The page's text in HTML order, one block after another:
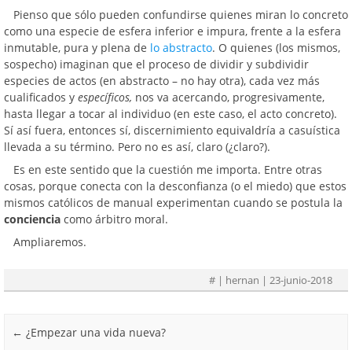
Pienso que sólo pueden confundirse quienes miran lo concreto
como una especie de esfera inferior e impura, frente a la esfera
inmutable, pura y plena de lo abstracto. O quienes (los mismos,
sospecho) imaginan que el proceso de dividir y subdividir
especies de actos (en abstracto – no hay otra), cada vez más
cualificados y específicos, nos va acercando, progresivamente,
hasta llegar a tocar al individuo (en este caso, el acto concreto).
Sí así fuera, entonces sí, discernimiento equivaldría a casuística
llevada a su término. Pero no es así, claro (¿claro?).
Es en este sentido que la cuestión me importa. Entre otras
cosas, porque conecta con la desconfianza (o el miedo) que estos
mismos católicos de manual experimentan cuando se postula la
conciencia como árbitro moral.
Ampliaremos.
# | hernan | 23-junio-2018
Post navigation
← ¿Empezar una vida nueva?